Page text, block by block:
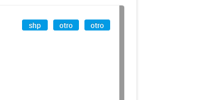
shp otro otro